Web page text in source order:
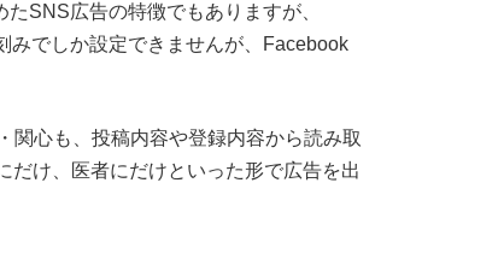
SNS広告の特徴でもありますが、
みでしか設定できませんが、Facebook
関心も、投稿内容や登録内容から読み取
だけ、医者にだけといった形で広告を出